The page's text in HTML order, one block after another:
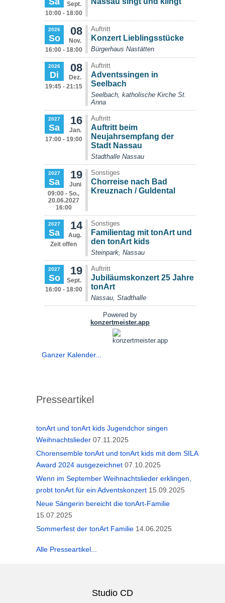
Ganzer Kalender...
Presseartikel
tonArt und tonArt kids Jugendchor singen
Weihnachtslieder 07.11.2025
Chorensemble tonArt und tonArt kids mit dem SILA
Award 2024 ausgezeichnet 07.10.2025
Wenn im September Weihnachtslieder erklingen,
probt tonArt für ein Adventskonzert 15.09.2025
Neue Sängerin bereicht die tonArt-Familie
15.07.2025
Sommerfest der tonArt Familie 14.06.2025
Alle Presseartikel...
Studio CD